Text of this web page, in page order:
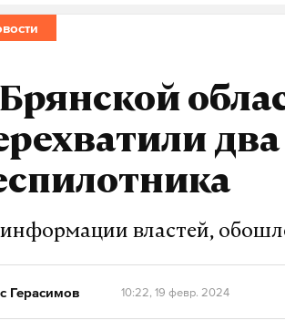
властей,
Герасимов 10:22, 19 февр. 2024